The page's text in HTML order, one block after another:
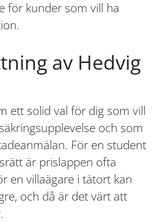
för kunder som vill ha
av Hedvig
ett solid val för dig som vill
och som
För en student
är prislappen ofta
en villaägare i tätort kan
och då är det värt att